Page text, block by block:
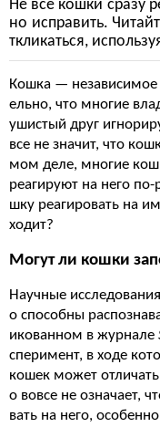
Не все кошки сразу
но исправить.
ткликаться,
Кошка — независимое
ельно, что многие
ушистый друг
все не значит, что
мом деле, многие
реагируют на него
шку реагировать на
ходит?
Могут ли кошки
Научные
о способны
икованном в журнале
сперимент, в ходе
кошек может
о вовсе не означает,
вать на него,